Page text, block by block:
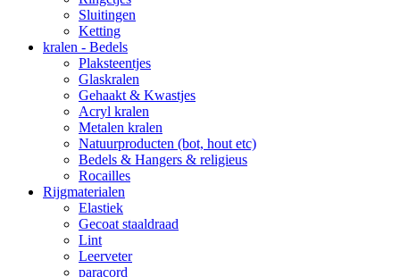
Sluitingen
Ketting
kralen - Bedels
Plaksteentjes
Glaskralen
Gehaakt & Kwastjes
Acryl kralen
Metalen kralen
Natuurproducten (bot, hout etc)
Bedels & Hangers & religieus
Rocailles
Rijgmaterialen
Elastiek
Gecoat staaldraad
Lint
Leerveter
paracord